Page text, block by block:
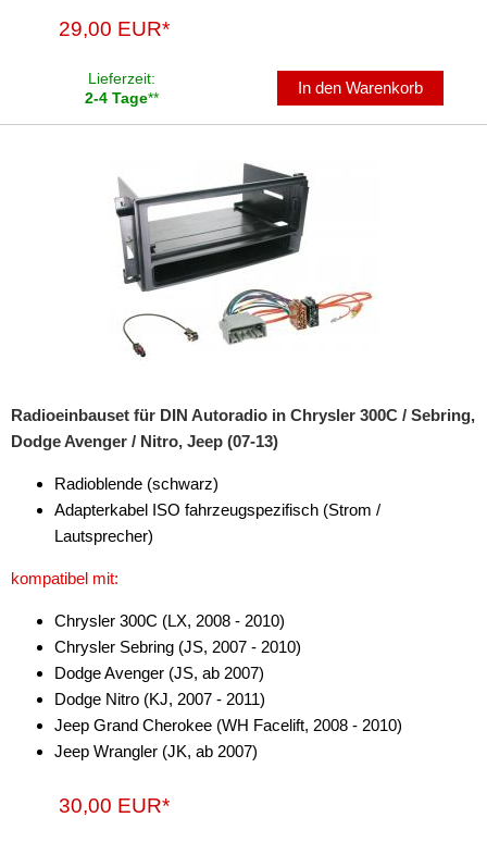
für Mitsubishi
für Nissan
für Porsche
für Range Rover
für Scania
für Skoda
für Smart
für Subaru
für Suzuki
für Toyota
für Volkswagen
für Volvo
29,00 EUR*
Lieferzeit:
2-4 Tage**
In den Warenkorb
Radioeinbauset für DIN Autoradio in Chrysler 300C / Sebring,
Dodge Avenger / Nitro, Jeep (07-13)
Radioblende (schwarz)
Adapterkabel ISO fahrzeugspezifisch (Strom /
Lautsprecher)
kompatibel mit:
Chrysler 300C (LX, 2008 - 2010)
Chrysler Sebring (JS, 2007 - 2010)
Dodge Avenger (JS, ab 2007)
Dodge Nitro (KJ, 2007 - 2011)
Jeep Grand Cherokee (WH Facelift, 2008 - 2010)
Jeep Wrangler (JK, ab 2007)
30,00 EUR*